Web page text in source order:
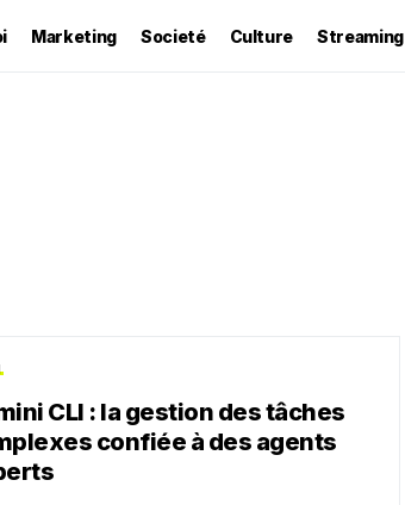
Marketing Societé Culture Streaming
CLI : la gestion des tâches
confiée à des agents